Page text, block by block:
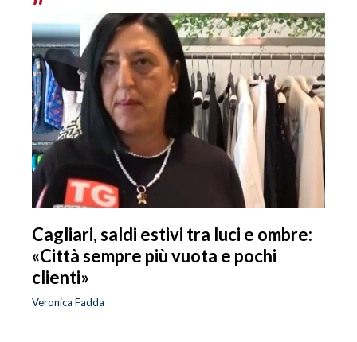
Cagliari, saldi estivi tra luci e ombre:
«Città sempre più vuota e pochi
clienti»
Veronica Fadda